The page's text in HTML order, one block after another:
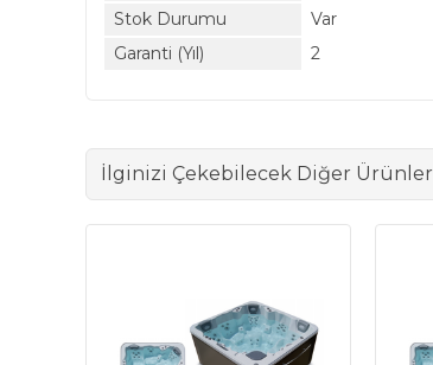
Stok Durumu
Var
Garanti (Yıl)
2
İlginizi Çekebilecek Diğer Ürünler